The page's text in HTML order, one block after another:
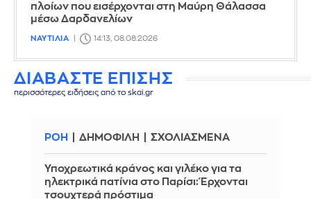
πλοίων που εισέρχονται στη Μαύρη Θάλασσα
μέσω Δαρδανελίων
ΝΑΥΤΙΛΙΑ 14:13, 08.08.2026
ΔΙΑΒΑΣΤΕ ΕΠΙΣΗΣ
περισσότερες ειδήσεις από το skai.gr
ΡΟΗ ΔΗΜΟΦΙΛΗ ΣΧΟΛΙΑΣΜΕΝΑ
Υποχρεωτικά κράνος και γιλέκο για τα
ηλεκτρικά πατίνια στο Παρίσι: Έρχονται
τσουχτερά πρόστιμα